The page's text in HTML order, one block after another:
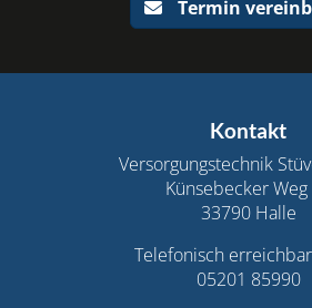
Termin
Footer - Kontaktdaten und
Kontakt
Versorgungstechnik
Künsebecker Weg
33790 Halle
Telefonisch
05201 85990